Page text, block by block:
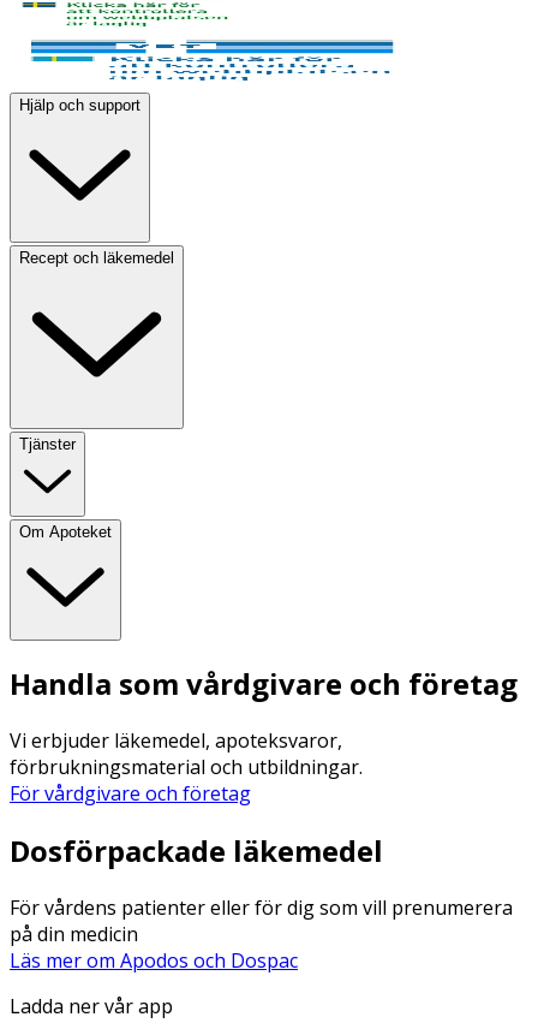
Hjälp och support
Recept och läkemedel
Tjänster
Om Apoteket
Handla som vårdgivare och företag
Vi erbjuder läkemedel, apoteksvaror,
förbrukningsmaterial och utbildningar.
För vårdgivare och företag
Dosförpackade läkemedel
För vårdens patienter eller för dig som vill prenumerera
på din medicin
Läs mer om Apodos och Dospac
Ladda ner vår app